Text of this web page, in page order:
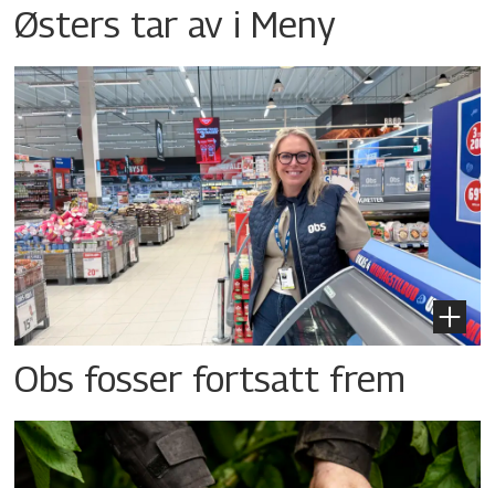
Østers tar av i Meny
Obs fosser fortsatt frem